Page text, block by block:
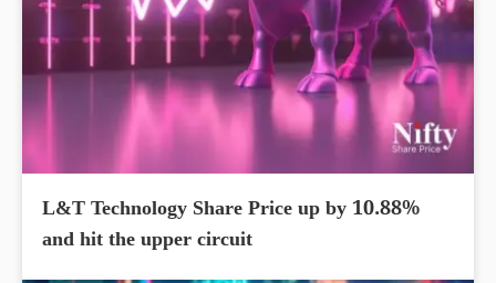
L&T Technology Share Price up by 10.88%
and hit the upper circuit